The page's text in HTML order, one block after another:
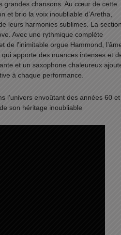
grandes chansons. Au cœur de cette
et brio la voix inoubliable d’Aretha,
leurs harmonies sublimes. La section
Avec une rythmique complète
de l’inimitable orgue Hammond,
apporte des nuances intenses et
et un saxophone chaleureux
à chaque performance.
l’univers envoûtant des années 60
son héritage inoubliable